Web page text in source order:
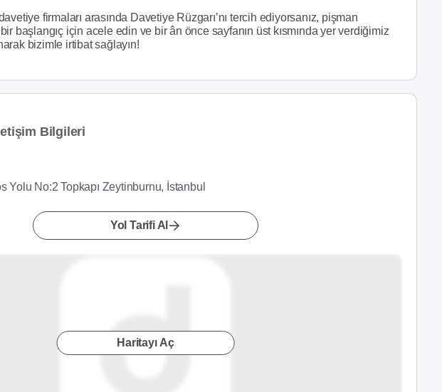
firmaları arasında Davetiye Rüzgarı’nı tercih ediyorsanız, pişman
başlangıç için acele edin ve bir ân önce sayfanın üst kısmında yer verdiğimiz
bizimle irtibat sağlayın!
Bilgileri
Yolu No:2 Topkapı Zeytinburnu, İstanbul
Yol Tarifi Al
Haritayı Aç